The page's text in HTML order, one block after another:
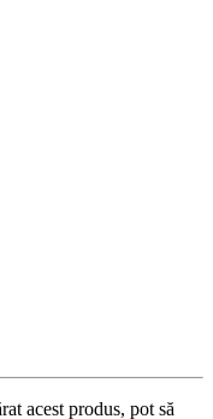
acest produs, pot să